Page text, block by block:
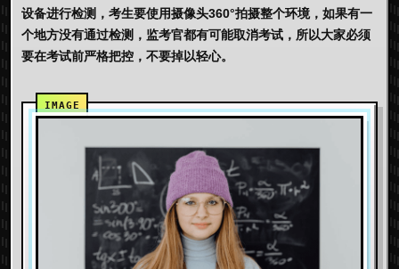
设备进行检测，考生要使用摄像头360°拍摄整个环境，如果有一
个地方没有通过检测，监考官都有可能取消考试，所以大家必须
要在考试前严格把控，不要掉以轻心。